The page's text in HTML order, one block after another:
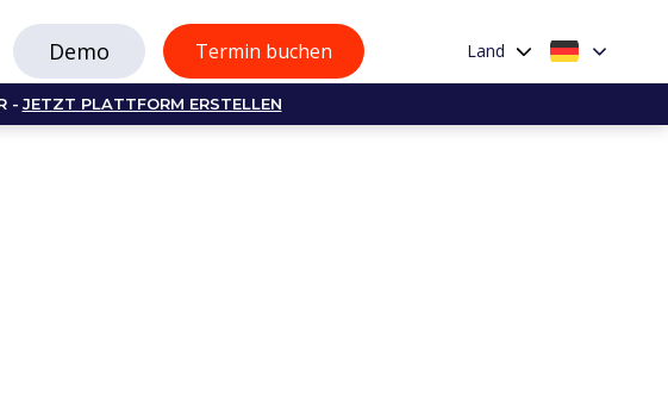
Demo Termin buchen Land
- JETZT PLATTFORM ERSTELLEN